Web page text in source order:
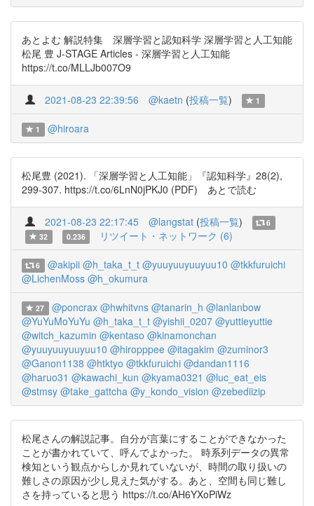
あとよむ 解説特集 深層学習と認知科学 深層学習と人工知能
松尾 豊 J-STAGE Articles - 深層学習と人工知能
https://t.co/MLLJb007O9
2021-08-23 22:39:56 @kaetn (投稿一覧) 1
1 @hiroara
松尾豊 (2021). 「深層学習と人工知能」『認知科学』28(2),
299-307. https://t.co/6LnN0jPKJ0 (PDF) あとで読む
2021-08-23 22:17:45 @langstat (投稿一覧)
6
32
0.236 リツイート・ネットワーク (6)
6 @akipii @h_taka_t_t @yuuyuuyuuyuu10 @tkkfuruichi
@LichenMoss @h_okumura
27 @poncrax @hwhitvns @tanarin_h @lanlanbow
@YuYuMoYuYu @h_taka_t_t @yishii_0207 @yuttieyuttie
@witch_kazumin @kentaso @kinamonchan
@yuuyuuyuuyuu10 @hiropppee @itagakim @zuminor3
@Ganon1138 @htktyo @tkkfuruichi @dandan1116
@haruo31 @kawachi_kun @kyama0321 @luc_eat_eis
@stmsy @take_gattcha @y_kondo_vision @zebediizip
松尾さんの解説記事。自分が言葉にすることができなかった
ことが書かれていて、呼んでよかった。 時系列データの異常
検知という観点からしか見れていないが、時間の取り扱いの
難しさの原因が少し見えた気がする。あと、空間も同じ難し
さを持っていると思う https://t.co/AH6YXoPiWz